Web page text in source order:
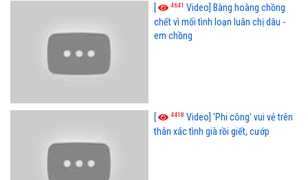
[ 4641 Video] Bàng hoàng chồng
chết vì mối tình loạn luân chị dâu -
em chồng
[ 4418 Video] 'Phi công' vui vẻ trên
thân xác tình già rồi giết, cướp